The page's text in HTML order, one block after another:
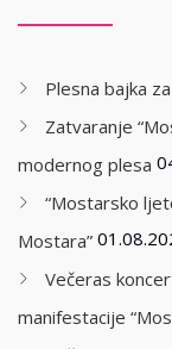
Plesna bajka
Zatvaranje
modernog plesa
“Mostarsko
Mostara”
Večeras
manifestacije